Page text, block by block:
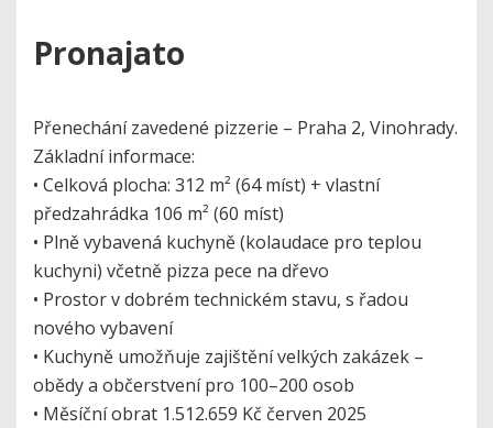
Pronajato
Přenechání zavedené pizzerie – Praha 2, Vinohrady.
Základní informace:
• Celková plocha: 312 m² (64 míst) + vlastní
předzahrádka 106 m² (60 míst)
• Plně vybavená kuchyně (kolaudace pro teplou
kuchyni) včetně pizza pece na dřevo
• Prostor v dobrém technickém stavu, s řadou
nového vybavení
• Kuchyně umožňuje zajištění velkých zakázek –
obědy a občerstvení pro 100–200 osob
• Měsíční obrat 1.512.659 Kč červen 2025